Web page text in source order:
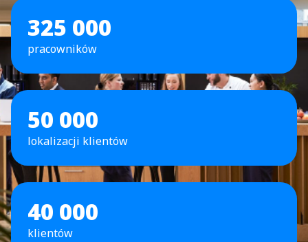
325 000
pracowników
50 000
lokalizacji klientów
40 000
klientów